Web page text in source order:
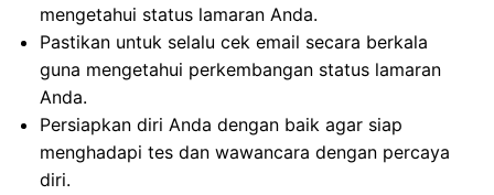
mengetahui status lamaran Anda.
Pastikan untuk selalu cek email secara berkala
guna mengetahui perkembangan status lamaran
Anda.
Persiapkan diri Anda dengan baik agar siap
menghadapi tes dan wawancara dengan percaya
diri.